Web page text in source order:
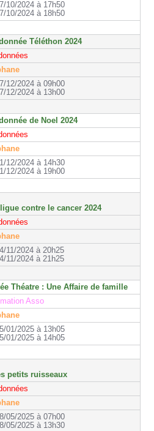
10/2024 à 17h50
10/2024 à 18h50
Téléthon 2024
12/2024 à 09h00
12/2024 à 13h00
de Noel 2024
12/2024 à 14h30
12/2024 à 19h00
contre le cancer 2024
11/2024 à 20h25
11/2024 à 21h25
Théatre : Une Affaire de famille
Asso
01/2025 à 13h05
01/2025 à 14h05
petits ruisseaux
05/2025 à 07h00
05/2025 à 13h30